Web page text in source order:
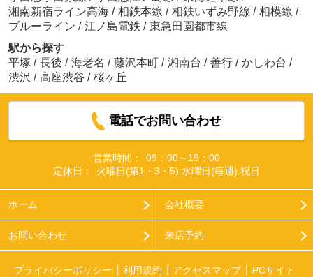
湘南新宿ライン高海 / 相鉄本線 / 相鉄いずみ野線 / 相模線 /
ブルーライン / 江ノ島電鉄 / 東急田園都市線
駅から探す
平塚 / 長後 / 海老名 / 藤沢本町 / 湘南台 / 善行 / かしわ台 /
渋沢 / 高座渋谷 / 桜ヶ丘
電話でお問い合わせ
営業時間：
09：00～19：00
定休日：
火曜日(第1・3・5).水曜日(毎週).祝日
ホーム 会社概要
お問い合わせ 来店予約
プライバシーポリシー 利用規約 アクセスマップ PCサイト